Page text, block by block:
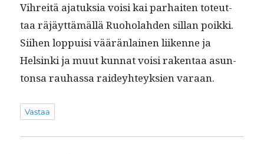
Vihre­itä ajatuk­sia voisi kai parhait­en toteut­
taa räjäyt­tämäl­lä Ruo­ho­lah­den sil­lan poik­ki.
Siihen lop­puisi väärän­lainen liikenne ja
Helsin­ki ja muut kun­nat voisi rak­en­taa asun­
ton­sa rauhas­sa raidey­hteyk­sien varaan.
Vastaa